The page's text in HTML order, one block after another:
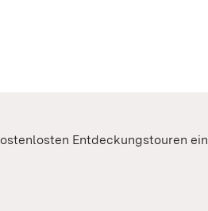
Entdeckungstouren ein.